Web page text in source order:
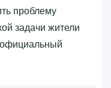
проблему
задачи жители
официальный